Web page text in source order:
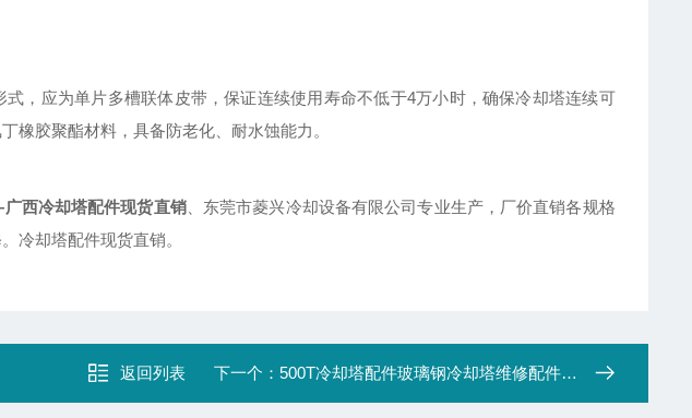
，应为单片多槽联体皮带，保证连续使用寿命不低于4万小时，确保冷却塔连续可
橡胶聚酯材料，具备防老化、耐水蚀能力。
西冷却塔配件现货直销、东莞市菱兴冷却设备有限公司专业生产，厂价直销各规格
冷却塔配件现货直销。
返回列表 下一个： 500T冷却塔配件玻璃钢冷却塔维修配件，工业冷却塔维修配件—江西冷却塔配件现货直销